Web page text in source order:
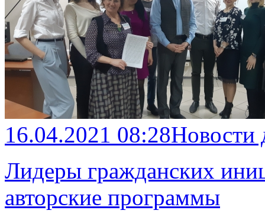
16.04.2021 08:28
Лидеры гражданских
авторские программы